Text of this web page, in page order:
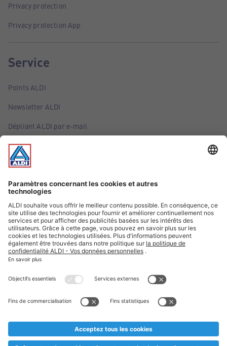
Privacy protection
Privacy protection App
Service
Points ALDI
Newsletter ALDI
Dépliant ALDI par e-mail
Offres
Infos essentielles
Suivez ALDI Belgique
Textes marqués d'un astérisque et mentions légales
* Nous vendons ces articles temporairement et jusqu'à
au cas où, malgré le planning bien étudié, nous serions
prématurément en rupture de stock. Prix Recupel et TVA incl.
** Sur ce site, l’utilisation de la forme masculine a été adoptée